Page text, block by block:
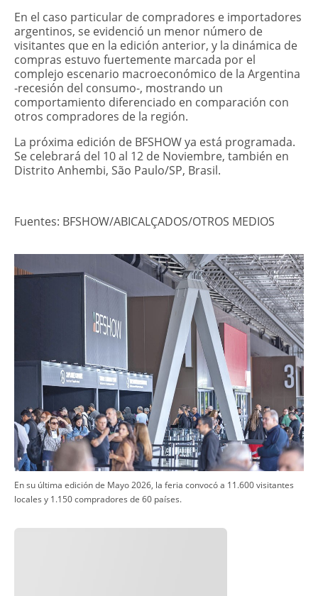
En el caso particular de compradores e importadores
argentinos, se evidenció un menor número de
visitantes que en la edición anterior, y la dinámica de
compras estuvo fuertemente marcada por el
complejo escenario macroeconómico de la Argentina
-recesión del consumo-, mostrando un
comportamiento diferenciado en comparación con
otros compradores de la región.
La próxima edición de BFSHOW ya está programada.
Se celebrará del 10 al 12 de Noviembre, también en
Distrito Anhembi, São Paulo/SP, Brasil.
Fuentes: BFSHOW/ABICALÇADOS/OTROS MEDIOS
​En su última edición de Mayo 2026, la feria convocó a 11.600 visitantes
locales y 1.150 compradores de 60 países.